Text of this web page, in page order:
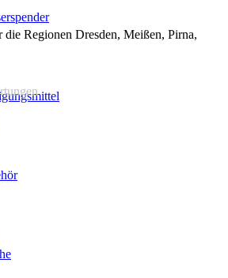
Regionen Dresden, Meißen, Pirna,